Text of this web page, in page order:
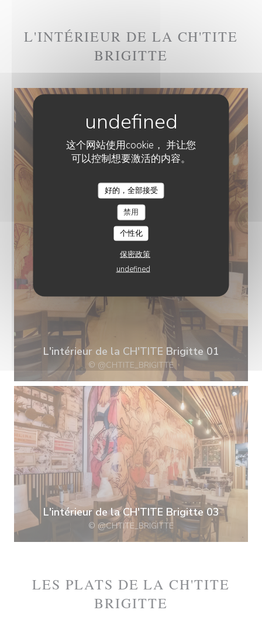
这个网站使用cookie， 并让您
可以控制想要激活的内容。
好的，全部接受
禁用
个性化
保密政策
undefined
L'INTÉRIEUR DE LA CH'TITE
BRIGITTE
L'intérieur de la CH'TITE Brigitte 01
© @CHTITE_BRIGITTE
L'intérieur de la CH'TITE Brigitte 03
© @CHTITE_BRIGITTE
LES PLATS DE LA CH'TITE
BRIGITTE